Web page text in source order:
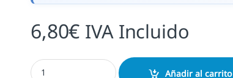
6,80€ IVA Incluido
Tinta Bamboo cantidad
Añadir al carrito